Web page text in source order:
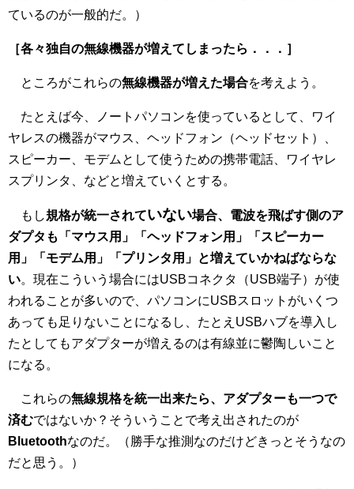
ているのが一般的だ。）
［各々独自の無線機器が増えてしまったら．．．］
ところがこれらの無線機器が増えた場合を考えよう。
たとえば今、ノートパソコンを使っているとして、ワイ
ヤレスの機器がマウス、ヘッドフォン（ヘッドセット）、
スピーカー、モデムとして使うための携帯電話、ワイヤレ
スプリンタ、などと増えていくとする。
もし規格が統一されていない場合、電波を飛ばす側のア
ダプタも「マウス用」「ヘッドフォン用」「スピーカー
用」「モデム用」「プリンタ用」と増えていかねばならな
い。現在こういう場合にはUSBコネクタ（USB端子）が使
われることが多いので、パソコンにUSBスロットがいくつ
あっても足りないことになるし、たとえUSBハブを導入し
たとしてもアダプターが増えるのは有線並に鬱陶しいこと
になる。
これらの無線規格を統一出来たら、アダプターも一つで
済むではないか？そういうことで考え出されたのが
Bluetoothなのだ。（勝手な推測なのだけどきっとそうなの
だと思う。）